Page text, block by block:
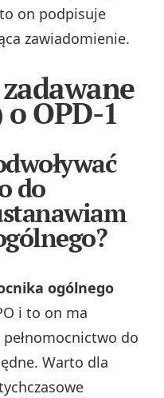
on podpisuje
zawiadomienie.
OPD-1
do
ogólnego
i to on ma
do
Warto dla